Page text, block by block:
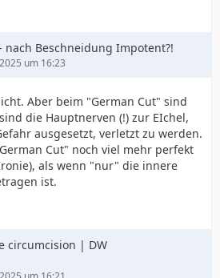
nach Beschneidung Impotent?!
um 16:23
Aber beim "German Cut" sind
die Hauptnerven (!) zur EIchel,
ausgesetzt, verletzt zu werden.
Cut" noch viel mehr perfekt
als wenn "nur" die innere
ist.
circumcision | DW